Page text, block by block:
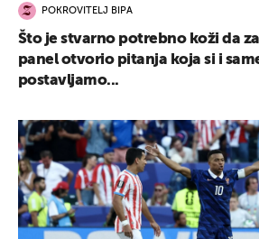
POKROVITELJ BIPA
Što je stvarno potrebno koži da
panel otvorio pitanja koja si i
postavljamo...